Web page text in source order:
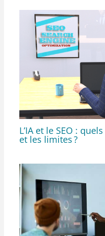
L’IA et le SEO :
et les limites ?